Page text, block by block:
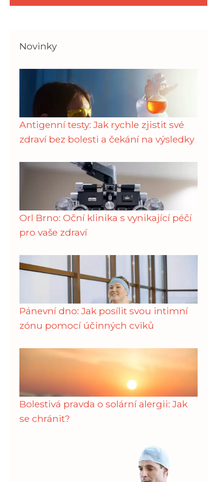
Novinky
Antigenní testy: Jak rychle zjistit své
zdraví bez bolesti a čekání na výsledky
Orl Brno: Oční klinika s vynikající péčí
pro vaše zdraví
Pánevní dno: Jak posílit svou intimní
zónu pomocí účinných cviků
Bolestivá pravda o solární alergii: Jak
se chránit?